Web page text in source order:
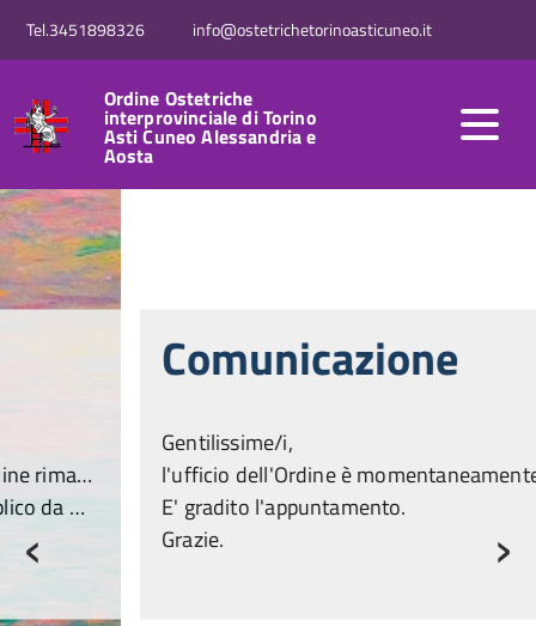
Tel.3451898326 info@ostetrichetorinoasticuneo.it
Ordine Ostetriche
interprovinciale di Torino
Asti Cuneo Alessandria e
Aosta
Comunicazione
l'ufficio dell'Ordine è momentaneamente spostato al 4 piano, ascensore n. 31, fino a nuova comunicazione.
E' gradito l'appuntamento.
Grazie.
‹ ›